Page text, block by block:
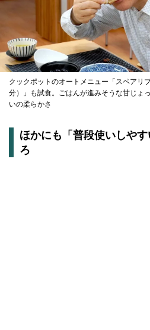
クックポットのオートメニュー「スペアリ
分）」も試食。ごはんが進みそうな甘じょ
いの柔らかさ
ほかにも「普段使いしや
ろ